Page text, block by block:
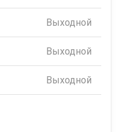
Выходной
Выходной
Выходной